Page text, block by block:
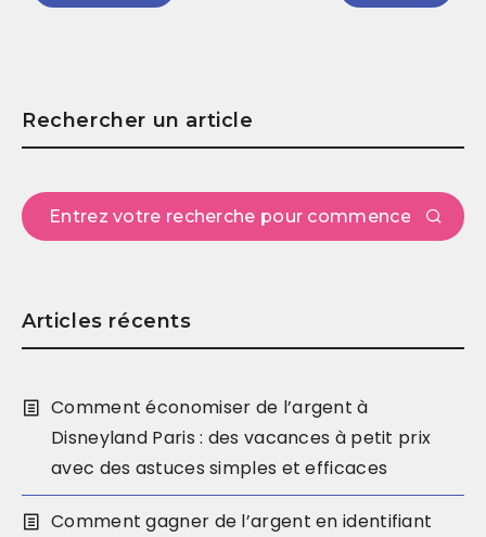
Rechercher un article
Articles récents
Comment économiser de l’argent à
Disneyland Paris : des vacances à petit prix
avec des astuces simples et efficaces
Comment gagner de l’argent en identifiant